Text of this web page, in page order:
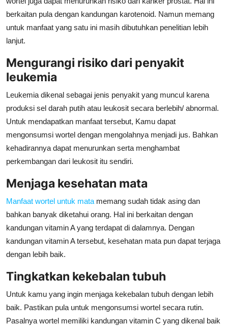
berkaitan pula dengan kandungan karotenoid. Namun memang
untuk manfaat yang satu ini masih dibutuhkan penelitian lebih
lanjut.
Mengurangi risiko dari penyakit
leukemia
Leukemia dikenal sebagai jenis penyakit yang muncul karena
produksi sel darah putih atau leukosit secara berlebih/ abnormal.
Untuk mendapatkan manfaat tersebut, Kamu dapat
mengonsumsi wortel dengan mengolahnya menjadi jus. Bahkan
kehadirannya dapat menurunkan serta menghambat
perkembangan dari leukosit itu sendiri.
Menjaga kesehatan mata
Manfaat wortel untuk mata memang sudah tidak asing dan
bahkan banyak diketahui orang. Hal ini berkaitan dengan
kandungan vitamin A yang terdapat di dalamnya. Dengan
kandungan vitamin A tersebut, kesehatan mata pun dapat terjaga
dengan lebih baik.
Tingkatkan kekebalan tubuh
Untuk kamu yang ingin menjaga kekebalan tubuh dengan lebih
baik. Pastikan pula untuk mengonsumsi wortel secara rutin.
Pasalnya wortel memiliki kandungan vitamin C yang dikenal baik